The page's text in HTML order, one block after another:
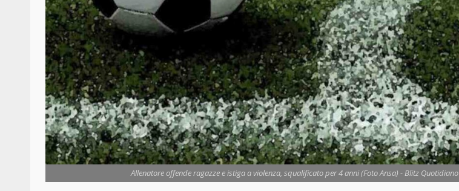
Allenatore offende ragazze e istiga a violenza, squalificato per 4 anni (Foto Ansa) - Blitz Quotidiano